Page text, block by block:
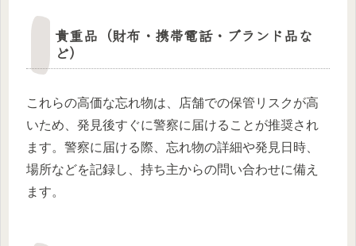
貴重品（財布・携帯電話・ブランド品な
ど）
これらの高価な忘れ物は、店舗での保管リスクが高
いため、発見後すぐに警察に届けることが推奨され
ます。 警察に届ける際、忘れ物の詳細や発見日時、
場所などを記録し、持ち主からの問い合わせに備え
ます。